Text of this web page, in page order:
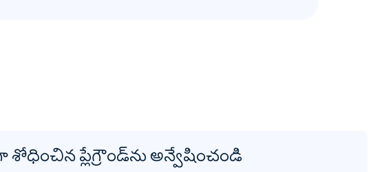
శోధించిన ప్లేగ్రౌండ్‌ను అన్వేషించండి